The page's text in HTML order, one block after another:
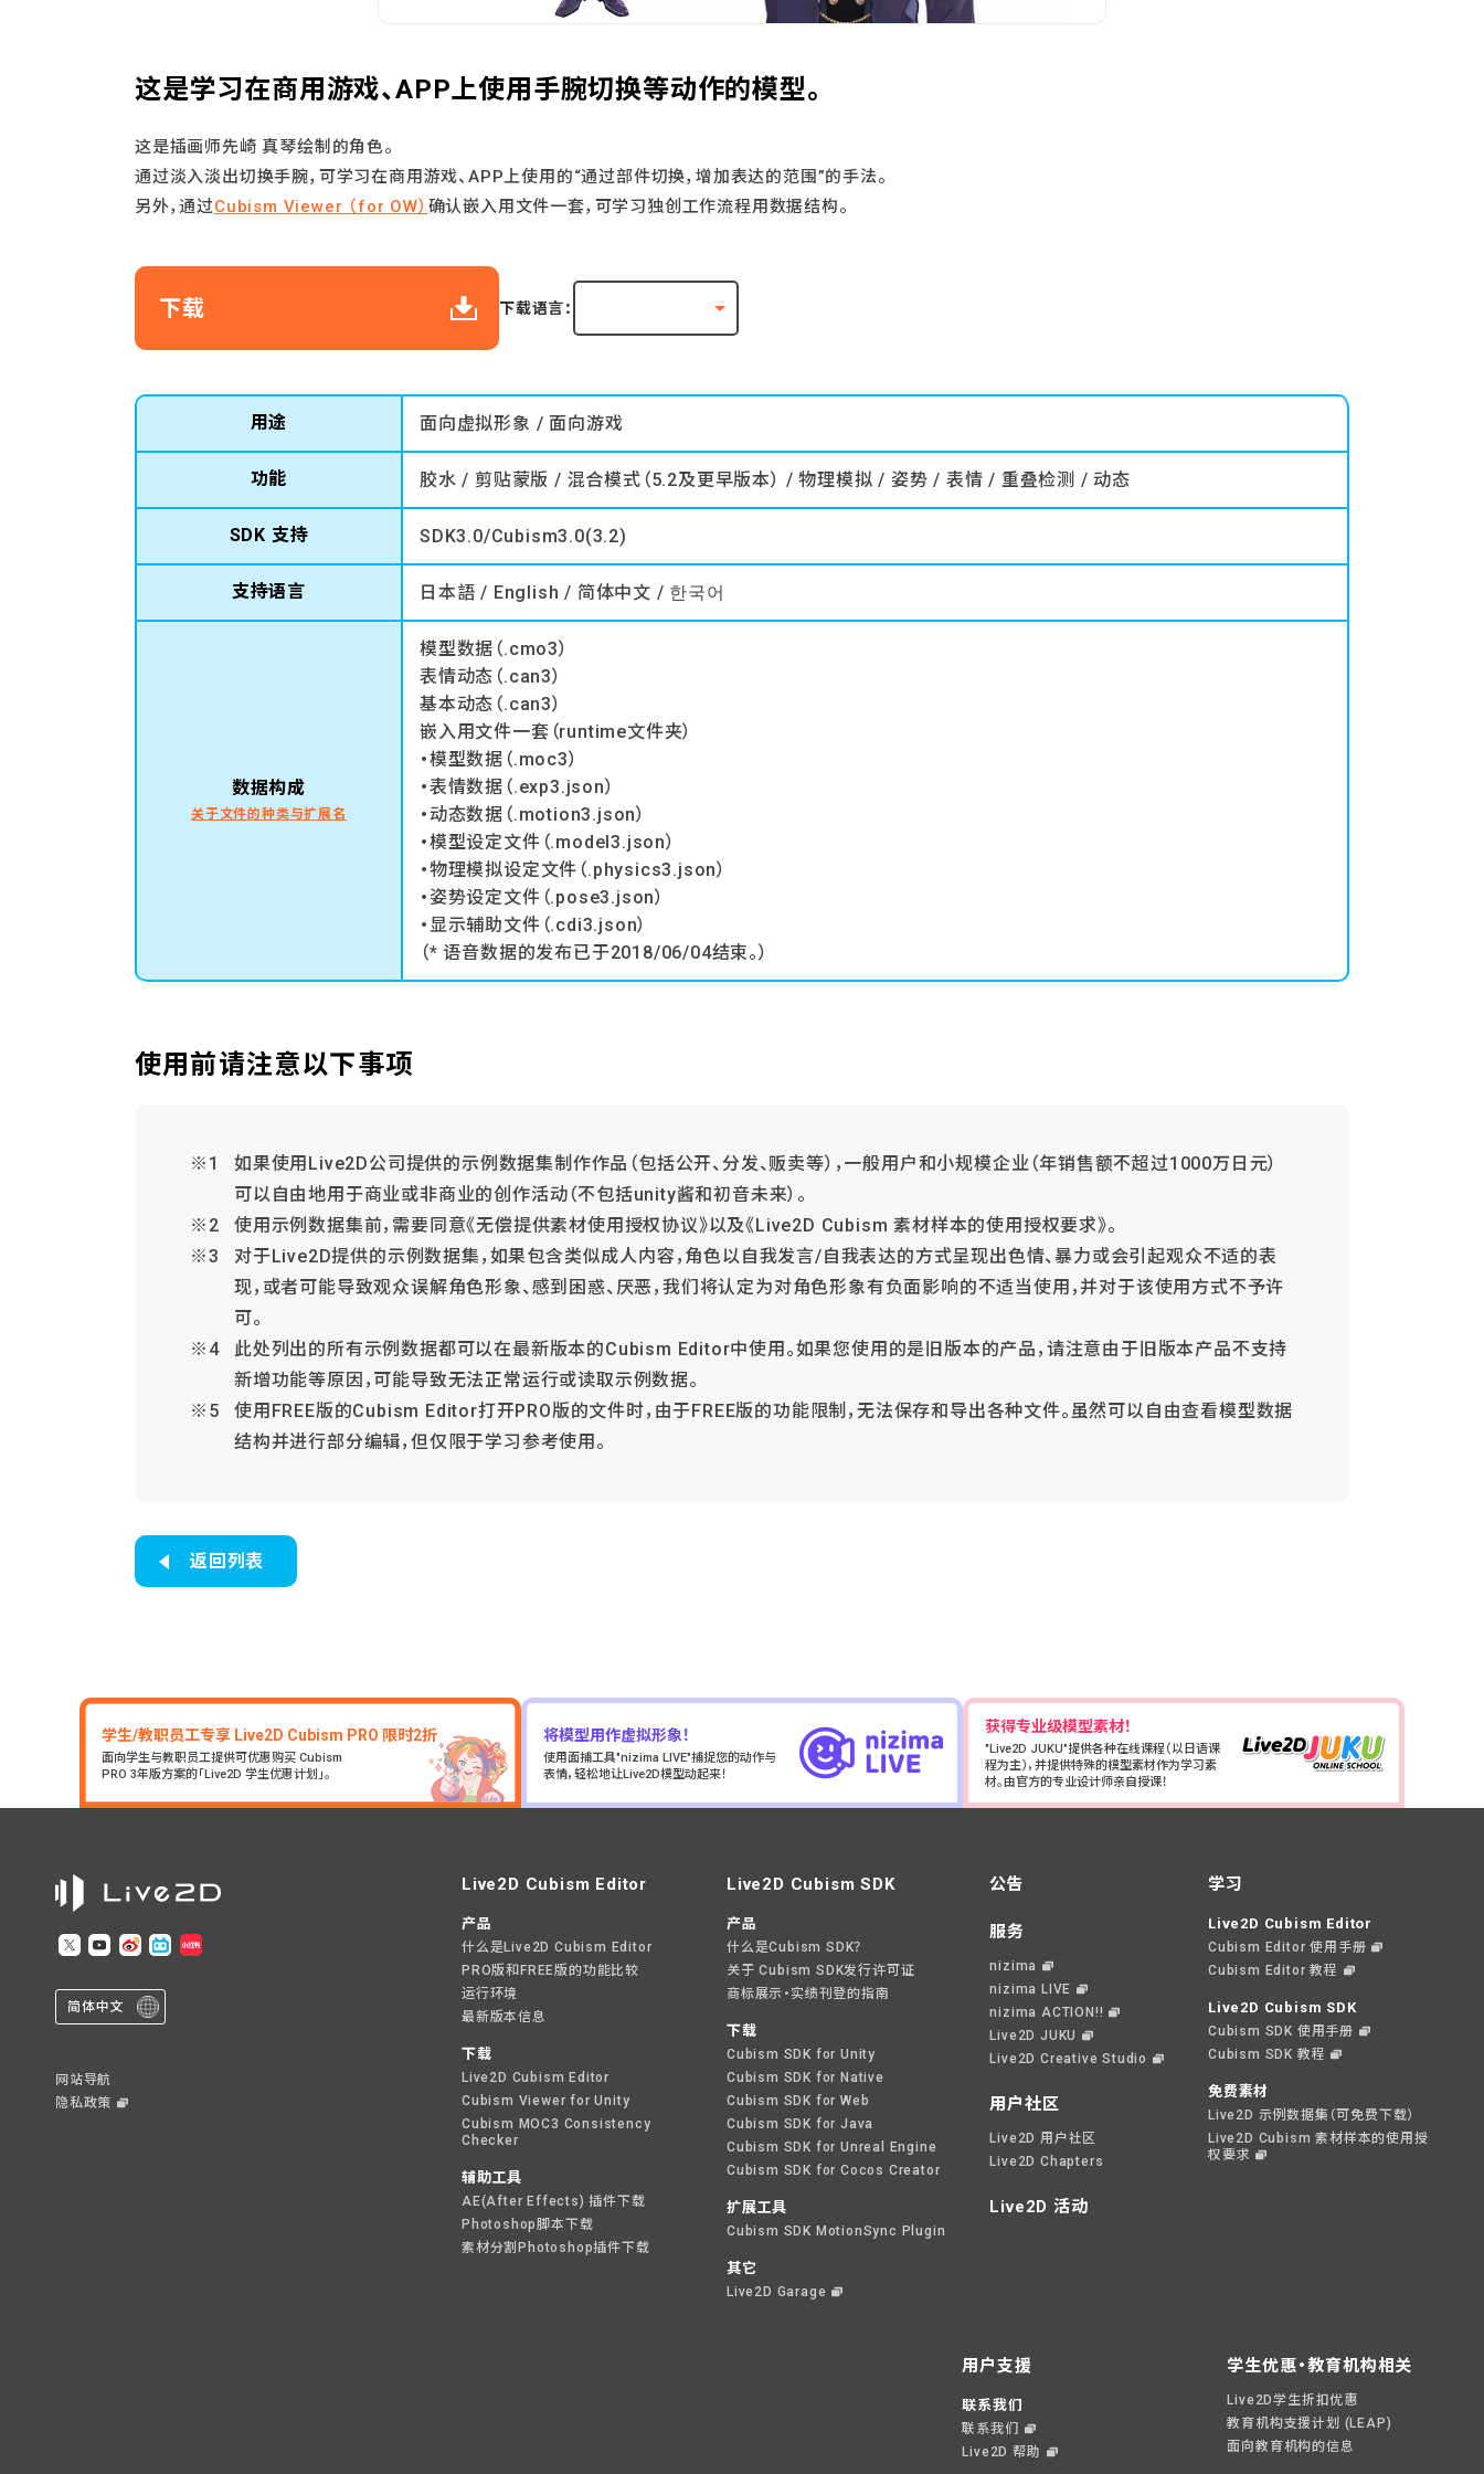
这是学习在商用游戏、APP上使用手腕切换等动作的模型。
这是插画师先崎 真琴绘制的角色。
通过淡入淡出切换手腕，可学习在商用游戏、APP上使用的“通过部件切换，增加表达的范围”的手法。
另外，通过Cubism Viewer （for OW） 确认嵌入用文件一套，可学习独创工作流程用数据结构。
下载 下载语言：
用途 面向虚拟形象 / 面向游戏
功能 胶水 / 剪贴蒙版 / 混合模式（5.2及更早版本） / 物理模拟 / 姿势 / 表情 / 重叠检测 / 动态
SDK 支持 SDK3.0/Cubism3.0(3.2)
支持语言 日本語 / English / 简体中文 / 한국어
数据构成
关于文件的种类与扩展名
模型数据（.cmo3）
表情动态（.can3）
基本动态（.can3）
嵌入用文件一套（runtime文件夹）
・模型数据（.moc3）
・表情数据（.exp3.json）
・动态数据（.motion3.json）
・模型设定文件（.model3.json）
・物理模拟设定文件（.physics3.json）
・姿势设定文件（.pose3.json）
・显示辅助文件（.cdi3.json）
（* 语音数据的发布已于2018/06/04结束。）
使用前请注意以下事项
如果使用Live2D公司提供的示例数据集制作作品（包括公开、分发、贩卖等），一般用户和小规模企业（年销售额不超过1000万日元）
可以自由地用于商业或非商业的创作活动（不包括unity酱和初音未来）。
使用示例数据集前，需要同意《无偿提供素材使用授权协议》以及《Live2D Cubism 素材样本的使用授权要求》。
对于Live2D提供的示例数据集，如果包含类似成人内容，角色以自我发言/自我表达的方式呈现出色情、暴力或会引起观众不适的表
现，或者可能导致观众误解角色形象、感到困惑、厌恶，我们将认定为对角色形象有负面影响的不适当使用，并对于该使用方式不予许
可。
此处列出的所有示例数据都可以在最新版本的Cubism Editor中使用。如果您使用的是旧版本的产品，请注意由于旧版本产品不支持
新增功能等原因，可能导致无法正常运行或读取示例数据。
使用FREE版的Cubism Editor打开PRO版的文件时，由于FREE版的功能限制，无法保存和导出各种文件。虽然可以自由查看模型数据
结构并进行部分编辑，但仅限于学习参考使用。
返回列表
学生/教职员工专享 Live2D Cubism PRO 限时2折
面向学生与教职员工提供可优惠购买 Cubism
PRO 3年版方案的「Live2D 学生优惠计划」。
将模型用作虚拟形象！
使用面捕工具"nizima LIVE"捕捉您的动作与
表情，轻松地让Live2D模型动起来！
获得专业级模型素材！
"Live2D JUKU"提供各种在线课程（以日语课
程为主），并提供特殊的模型素材作为学习素
材。由官方的专业设计师亲自授课！
简体中文
网站导航
隐私政策
Live2D Cubism Editor
产品
什么是Live2D Cubism Editor
PRO版和FREE版的功能比较
运行环境
最新版本信息
下载
Live2D Cubism Editor
Cubism Viewer for Unity
Cubism MOC3 Consistency
Checker
辅助工具
AE(After Effects) 插件下载
Photoshop脚本下载
素材分割Photoshop插件下载
Live2D Cubism SDK
产品
什么是Cubism SDK？
关于 Cubism SDK发行许可证
商标展示・实绩刊登的指南
下载
Cubism SDK for Unity
Cubism SDK for Native
Cubism SDK for Web
Cubism SDK for Java
Cubism SDK for Unreal Engine
Cubism SDK for Cocos Creator
扩展工具
Cubism SDK MotionSync Plugin
其它
Live2D Garage
公告
服务
nizima
nizima LIVE
nizima ACTION!!
Live2D JUKU
Live2D Creative Studio
用户社区
Live2D 用户社区
Live2D Chapters
Live2D 活动
学习
Live2D Cubism Editor
Cubism Editor 使用手册
Cubism Editor 教程
Live2D Cubism SDK
Cubism SDK 使用手册
Cubism SDK 教程
免费素材
Live2D 示例数据集（可免费下载）
Live2D Cubism 素材样本的使用授
权要求
用户支援
联系我们
联系我们
Live2D 帮助
学生优惠・教育机构相关
Live2D学生折扣优惠
教育机构支援计划 (LEAP)
面向教育机构的信息